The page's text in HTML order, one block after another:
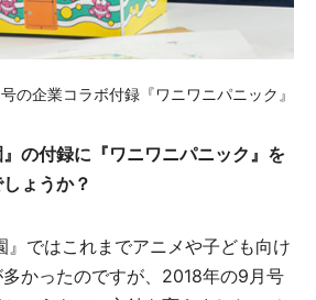
の企業コラボ付録『ワニワニパニック』
の付録に『ワニワニパニック』を
ょうか？
』ではこれまでアニメや子ども向け
かったのですが、2018年の9月号